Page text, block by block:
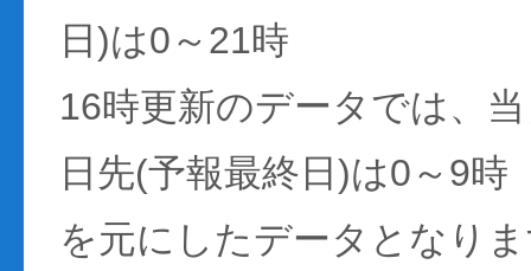
日)は0～21時
16時更新のデータでは、
日先(予報最終日)は0～9時
を元にしたデータとなり